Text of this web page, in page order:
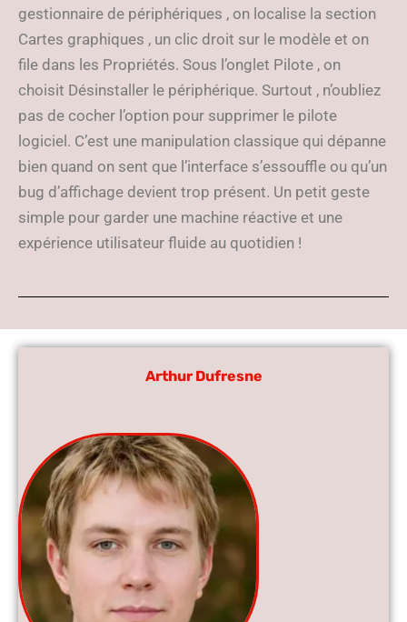
gestionnaire de périphériques , on localise la section
Cartes graphiques , un clic droit sur le modèle et on
file dans les Propriétés. Sous l’onglet Pilote , on
choisit Désinstaller le périphérique. Surtout , n’oubliez
pas de cocher l’option pour supprimer le pilote
logiciel. C’est une manipulation classique qui dépanne
bien quand on sent que l’interface s’essouffle ou qu’un
bug d’affichage devient trop présent. Un petit geste
simple pour garder une machine réactive et une
expérience utilisateur fluide au quotidien !
Arthur Dufresne